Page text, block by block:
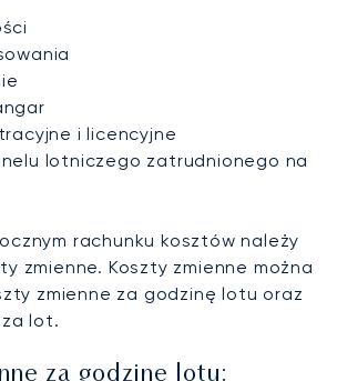
i licencyjne
lotniczego zatrudnionego na
rachunku kosztów należy
zmienne. Koszty zmienne można
zmienne za godzinę lotu oraz
lot.
za godzinę lotu: